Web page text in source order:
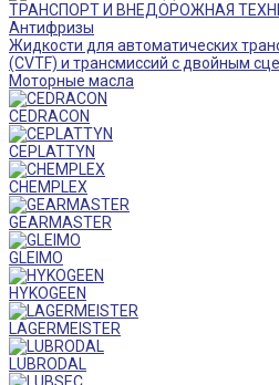
ТРАНСПОРТ И ВНЕДОРОЖНАЯ
Антифризы
Жидкости для автоматических
(CVTF) и трансмиссий с двойным
Моторные масла
CEDRACON
CEPLATTYN
CHEMPLEX
GEARMASTER
GLEIMO
HYKOGEEN
LAGERMEISTER
LUBRODAL